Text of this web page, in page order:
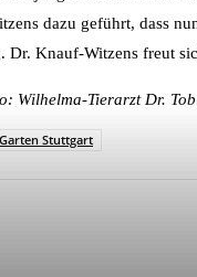
dazu geführt, dass
Knauf-Witzens freut
Wilhelma-Tierarzt Dr.
Stuttgart